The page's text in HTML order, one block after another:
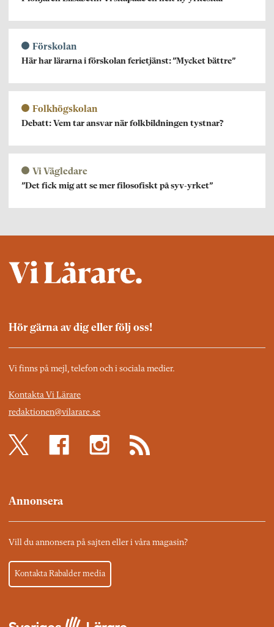
Förskolan
Här har lärarna i förskolan ferietjänst: ”Mycket bättre”
Folkhögskolan
Debatt: Vem tar ansvar när folkbildningen tystnar?
Vi Vägledare
”Det fick mig att se mer filosofiskt på syv-yrket”
Hör gärna av dig eller följ oss!
Vi finns på mejl, telefon och i sociala medier.
Kontakta Vi Lärare
redaktionen@vilarare.se
Annonsera
Vill du annonsera på sajten eller i våra magasin?
Kontakta Rabalder media